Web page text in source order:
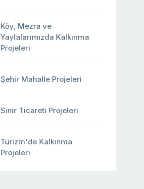
Köy, Mezra ve
Yaylalarımızda Kalkınma
Projeleri
Şehir Mahalle Projeleri
Sınır Ticareti Projeleri
Turizm'de Kalkınma
Projeleri